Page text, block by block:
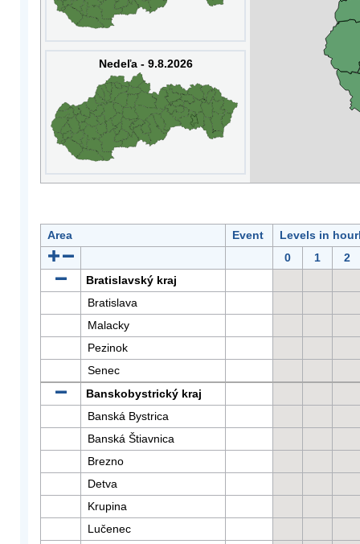
Nedeľa - 9.8.2026
Area Event
Levels in
0
1
2
Bratislavský kraj
Bratislava
Malacky
Pezinok
Senec
Banskobystrický kraj
Banská Bystrica
Banská Štiavnica
Brezno
Detva
Krupina
Lučenec